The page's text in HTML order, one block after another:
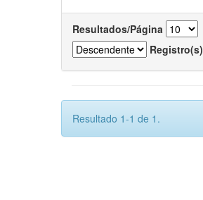
Resultados/Página
Registro(s)
Resultado 1-1 de 1.